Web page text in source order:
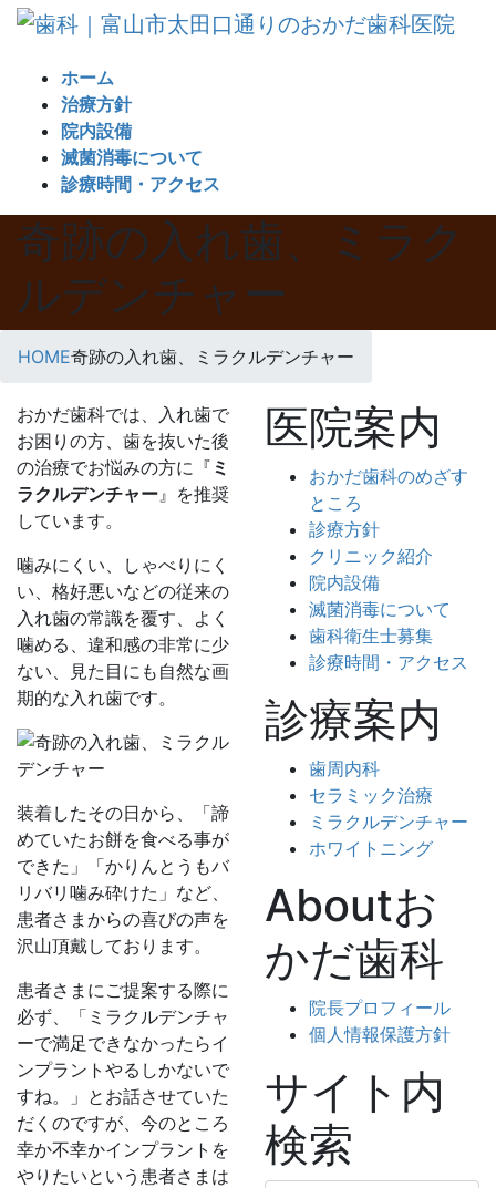
ホーム
治療方針
院内設備
滅菌消毒について
診療時間・アクセス
奇跡の入れ歯、ミラク
ルデンチャー
HOME奇跡の入れ歯、ミラクルデンチャー
おかだ歯科では、入れ歯で
お困りの方、歯を抜いた後
の治療でお悩みの方に『 ミ
ラクルデンチャー 』を推奨
しています。
噛みにくい、しゃべりにく
い、格好悪いなどの従来の
入れ歯の常識を覆す、よく
噛める、違和感の非常に少
ない、見た目にも自然な画
期的な入れ歯です。
装着したその日から、「諦
めていたお餅を食べる事が
できた」「かりんとうもバ
リバリ噛み砕けた」など、
患者さまからの喜びの声を
沢山頂戴しております。
患者さまにご提案する際に
必ず、「ミラクルデンチャ
ーで満足できなかったらイ
ンプラントやるしかないで
すね。」とお話させていた
だくのですが、今のところ
幸か不幸かインプラントを
やりたいという患者さまは
医院案内
おかだ歯科のめざす
ところ
診療方針
クリニック紹介
院内設備
滅菌消毒について
歯科衛生士募集
診療時間・アクセス
診療案内
歯周内科
セラミック治療
ミラクルデンチャー
ホワイトニング
Aboutお
かだ歯科
院長プロフィール
個人情報保護方針
サイト内
検索